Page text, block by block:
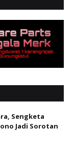
Sengketa
Jadi Sorotan